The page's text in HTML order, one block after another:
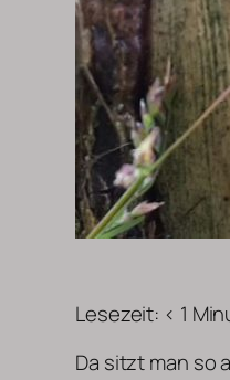
Lesezeit: < 1
Da sitzt man so